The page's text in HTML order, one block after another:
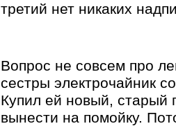
третий нет никаких
Вопрос не совсем про
сестры электрочайник
Купил ей новый, старый
вынести на помойку.